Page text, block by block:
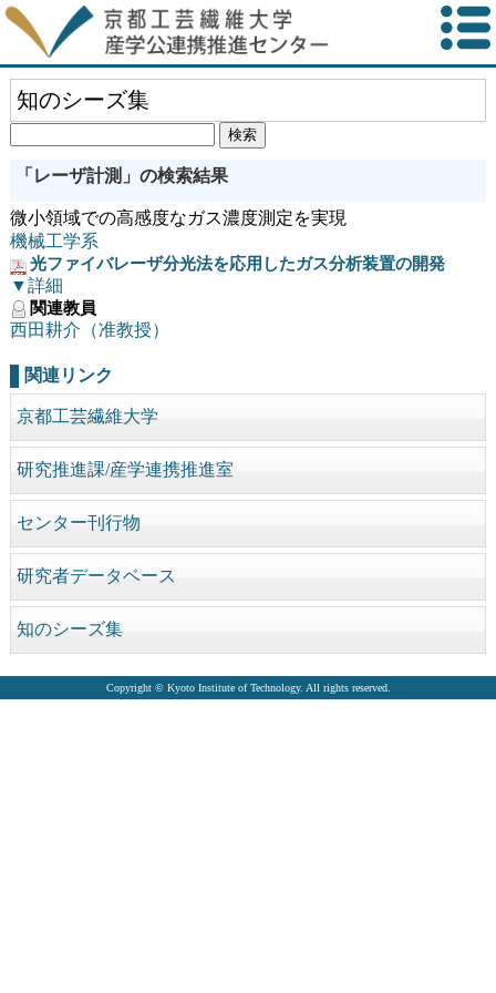
知のシーズ集
「レーザ計測」の検索結果
微小領域での高感度なガス濃度測定を実現
機械工学系
光ファイバレーザ分光法を応用したガス分析装置の開発
▼詳細
関連教員
西田耕介（准教授）
関連リンク
京都工芸繊維大学
研究推進課/産学連携推進室
センター刊行物
研究者データベース
知のシーズ集
Copyright © Kyoto Institute of Technology. All rights reserved.